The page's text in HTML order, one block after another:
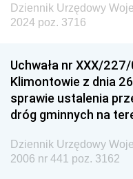
Dziennik Urzędowy
2024 poz. 3716
Uchwała nr XXX/
Klimontowie z dnia
sprawie ustalenia
dróg gminnych na
Dziennik Urzędowy
2006 nr 441 poz. 3162